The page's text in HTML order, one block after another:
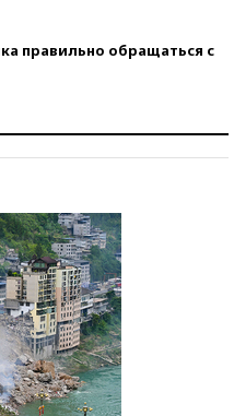
правильно обращаться с